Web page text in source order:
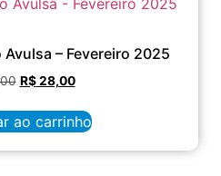
– Fevereiro 2025
R$28,00
ao carrinho